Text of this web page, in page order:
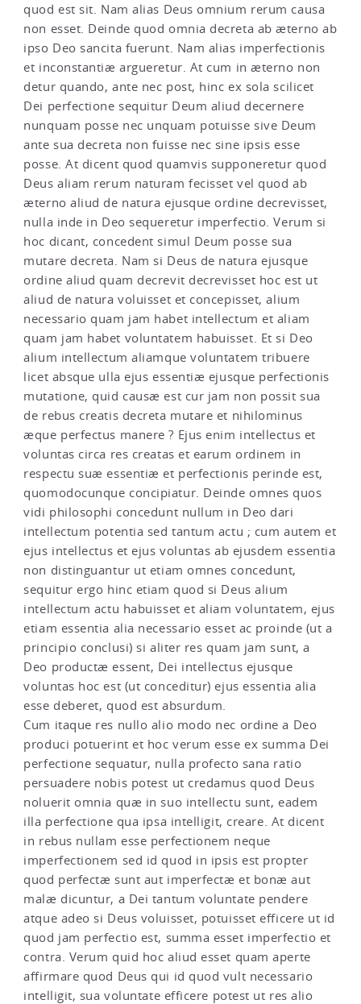
quod est sit. Nam alias Deus omnium rerum causa
non esset. Deinde quod omnia decreta ab æterno ab
ipso Deo sancita fuerunt. Nam alias imperfectionis
et inconstantiæ argueretur. At cum in æterno non
detur quando, ante nec post, hinc ex sola scilicet
Dei perfectione sequitur Deum aliud decernere
nunquam posse nec unquam potuisse sive Deum
ante sua decreta non fuisse nec sine ipsis esse
posse. At dicent quod quamvis supponeretur quod
Deus aliam rerum naturam fecisset vel quod ab
æterno aliud de natura ejusque ordine decrevisset,
nulla inde in Deo sequeretur imperfectio. Verum si
hoc dicant, concedent simul Deum posse sua
mutare decreta. Nam si Deus de natura ejusque
ordine aliud quam decrevit decrevisset hoc est ut
aliud de natura voluisset et concepisset, alium
necessario quam jam habet intellectum et aliam
quam jam habet voluntatem habuisset. Et si Deo
alium intellectum aliamque voluntatem tribuere
licet absque ulla ejus essentiæ ejusque perfectionis
mutatione, quid causæ est cur jam non possit sua
de rebus creatis decreta mutare et nihilominus
æque perfectus manere ? Ejus enim intellectus et
voluntas circa res creatas et earum ordinem in
respectu suæ essentiæ et perfectionis perinde est,
quomodocunque concipiatur. Deinde omnes quos
vidi philosophi concedunt nullum in Deo dari
intellectum potentia sed tantum actu ; cum autem et
ejus intellectus et ejus voluntas ab ejusdem essentia
non distinguantur ut etiam omnes concedunt,
sequitur ergo hinc etiam quod si Deus alium
intellectum actu habuisset et aliam voluntatem, ejus
etiam essentia alia necessario esset ac proinde (ut a
principio conclusi) si aliter res quam jam sunt, a
Deo productæ essent, Dei intellectus ejusque
voluntas hoc est (ut conceditur) ejus essentia alia
esse deberet, quod est absurdum.
Cum itaque res nullo alio modo nec ordine a Deo
produci potuerint et hoc verum esse ex summa Dei
perfectione sequatur, nulla profecto sana ratio
persuadere nobis potest ut credamus quod Deus
noluerit omnia quæ in suo intellectu sunt, eadem
illa perfectione qua ipsa intelligit, creare. At dicent
in rebus nullam esse perfectionem neque
imperfectionem sed id quod in ipsis est propter
quod perfectæ sunt aut imperfectæ et bonæ aut
malæ dicuntur, a Dei tantum voluntate pendere
atque adeo si Deus voluisset, potuisset efficere ut id
quod jam perfectio est, summa esset imperfectio et
contra. Verum quid hoc aliud esset quam aperte
affirmare quod Deus qui id quod vult necessario
intelligit, sua voluntate efficere potest ut res alio